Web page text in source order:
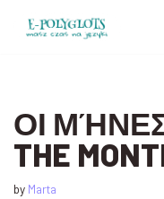
ΟΙ ΜΉΝΕΣ
THE
by Marta